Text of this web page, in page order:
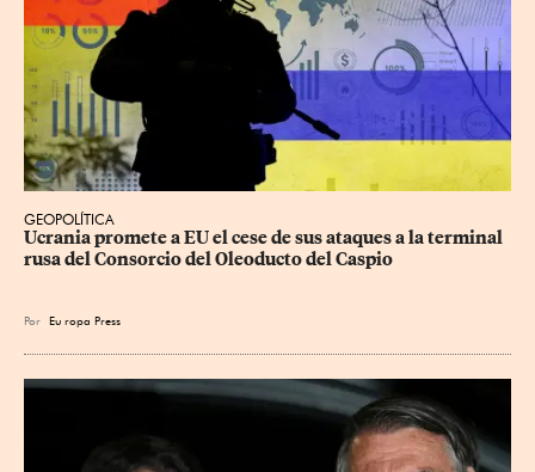
GEOPOLÍTICA
Ucrania promete a EU el cese de sus ataques a la terminal
rusa del Consorcio del Oleoducto del Caspio
Por Eu ropa Press